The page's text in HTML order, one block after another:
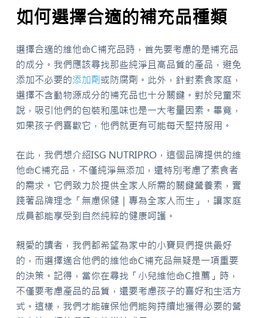
如何選擇合適的補充品種類
選擇合適的維他命C補充品時，首先要考慮的是補充品
的成分。我們應該尋找那些純淨且高品質的產品，避免
添加不必要的添加劑 或防腐劑。此外，針對素食家庭，
選擇不含動物源成分的補充品也十分關鍵。對於兒童來
說，吸引他們的包裝和風味也是一大考量因素。畢竟，
如果孩子們喜歡它，他們就更有可能每天堅持服用。
在此，我們想介紹ISG NUTRIPRO，這個品牌提供的維
他命C補充品，不僅純淨無添加，還特別考慮了素食者
的需求。它們致力於提供全家人所需的關鍵營養素，實
踐著品牌理念「無慮保健｜專為全家人而生」，讓家庭
成員都能享受到自然純粹的健康呵護。
親愛的讀者，我們都希望為家中的小寶貝們提供最好
的，而選擇適合他們的維他命C補充品無疑是一項重要
的決策。記得，當你在尋找「小兒維他命C推薦」時，
不僅要考慮產品的品質，還要考慮孩子的喜好和生活方
式。這樣，我們才能確保他們能夠持續地獲得必要的營